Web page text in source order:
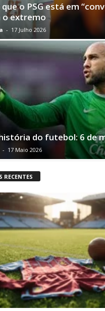
o PSG está em
o extremo
- 17 Julho 2026
do futebol: 6 de
- 17 Maio 2026